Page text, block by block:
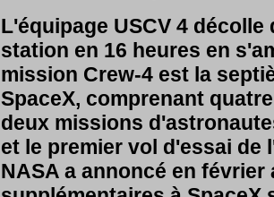
L'équipage USCV 4
station en 16 heures en
mission Crew-4 est la
SpaceX, comprenant
deux missions
et le premier vol d'essai de
NASA a annoncé en